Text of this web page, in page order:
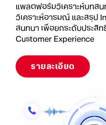
แพลตฟอร์มวิเคราะห์บทส
วิเคราะห์อารมณ์ และสรุป
สนทนา เพื่อยกระดับประสิ
Customer Experience
รายละเอียด